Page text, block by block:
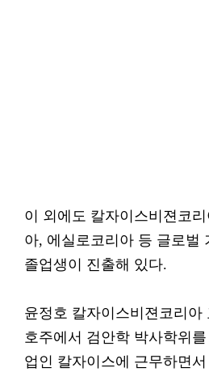
이 외에도 칼자이스비젼코
아, 에실로코리아 등 글로벌
졸업생이 진출해 있다.
윤정호 칼자이스비젼코리아
호주에서 검안학 박사학위를
업인 칼자이스에 근무하면